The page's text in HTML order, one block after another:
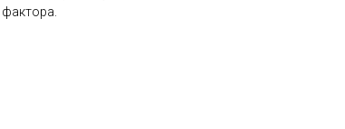
фактора.